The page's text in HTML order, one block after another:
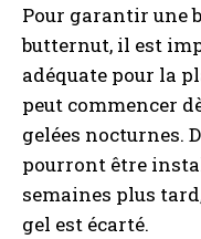
Pour garantir une
butternut, il est
adéquate pour la
peut commencer
gelées nocturnes.
pourront être
semaines plus
gel est écarté.